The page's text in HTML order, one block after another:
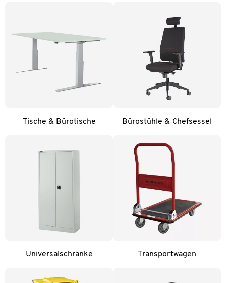
Tische & Bürotische Bürostühle & Chefsessel
Universalschränke Transportwagen